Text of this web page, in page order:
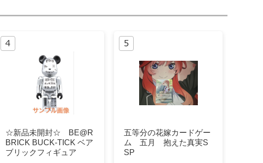
☆新品未開封☆ BE@R
BRICK BUCK-TICK ベア
ブリックフィギュア
五等分の花嫁カードゲー
ム 五月 抱えた真実S
SP